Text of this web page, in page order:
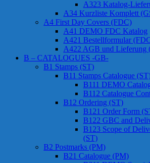
A323 Katalog-
A34 Kurzliste Komplett
A4 First Day Covers (FDC)
A41 DEMO FDC Katalog
A421 Bestellformular
A422 AGB und Lieferung
B – CATALOGUES -GB-
B1 Stamps (ST)
B11 Stamps Catalogue
B111 DEMO
B112 Catalogue
B12 Ordering (ST)
B121 Order Form
B122 GBC and
B123 Scope of
(ST)
B2 Postmarks (PM)
B21 Catalogue (PM)